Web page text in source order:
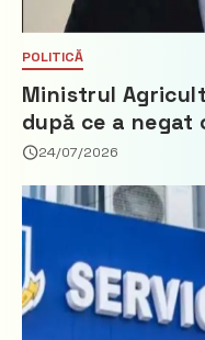
POLITICĂ
Ministrul
după ce a
Partidul Democrat
24/07/2026